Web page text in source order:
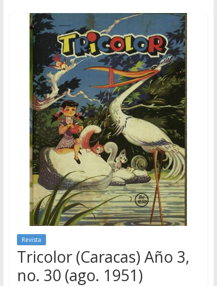
Revista
Tricolor (Caracas) Año 3,
no. 30 (ago. 1951)